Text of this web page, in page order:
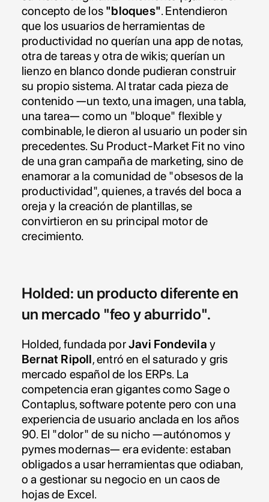
concepto de los "bloques". Entendieron
que los usuarios de herramientas de
productividad no querían una app de notas,
otra de tareas y otra de wikis; querían un
lienzo en blanco donde pudieran construir
su propio sistema. Al tratar cada pieza de
contenido —un texto, una imagen, una tabla,
una tarea— como un "bloque" flexible y
combinable, le dieron al usuario un poder sin
precedentes. Su Product-Market Fit no vino
de una gran campaña de marketing, sino de
enamorar a la comunidad de "obsesos de la
productividad", quienes, a través del boca a
oreja y la creación de plantillas, se
convirtieron en su principal motor de
crecimiento.
Holded: un producto diferente en
un mercado "feo y aburrido".
Holded, fundada por Javi Fondevila
Bernat Ripoll, entró en el saturado y gris
mercado español de los ERPs. La
competencia eran gigantes como Sage o
Contaplus, software potente pero con una
experiencia de usuario anclada en los años
90. El "dolor" de su nicho —autónomos y
pymes modernas— era evidente: estaban
obligados a usar herramientas que odiaban,
o a gestionar su negocio en un caos de
hojas de Excel.